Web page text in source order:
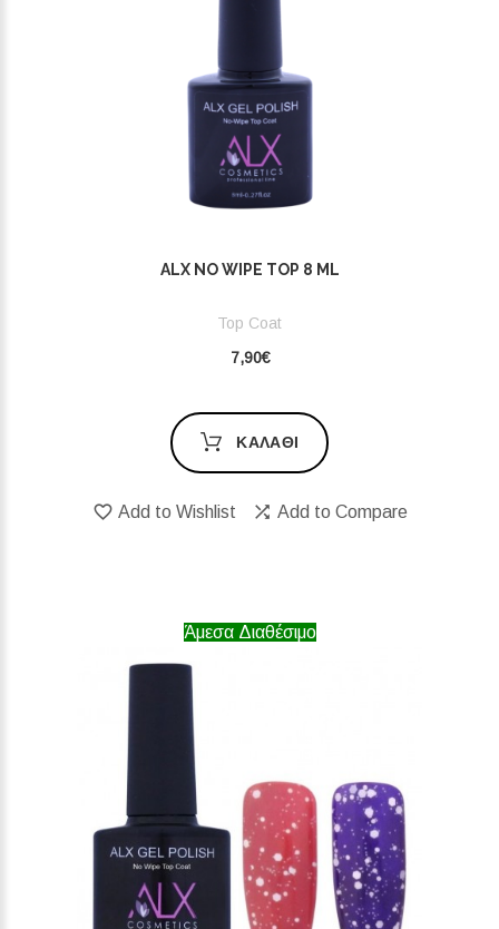
ALX NO WIPE TOP 8 ML
Top Coat
7,90€
ΚΑΛΆΘΙ
Add to Wishlist Add to Compare
Άμεσα Διαθέσιμο